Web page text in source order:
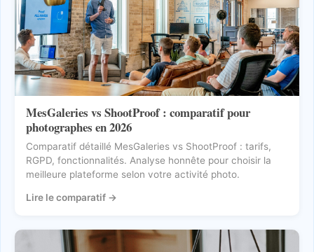
MesGaleries vs ShootProof : comparatif pour
photographes en 2026
Comparatif détaillé MesGaleries vs ShootProof : tarifs,
RGPD, fonctionnalités. Analyse honnête pour choisir la
meilleure plateforme selon votre activité photo.
Lire le comparatif →